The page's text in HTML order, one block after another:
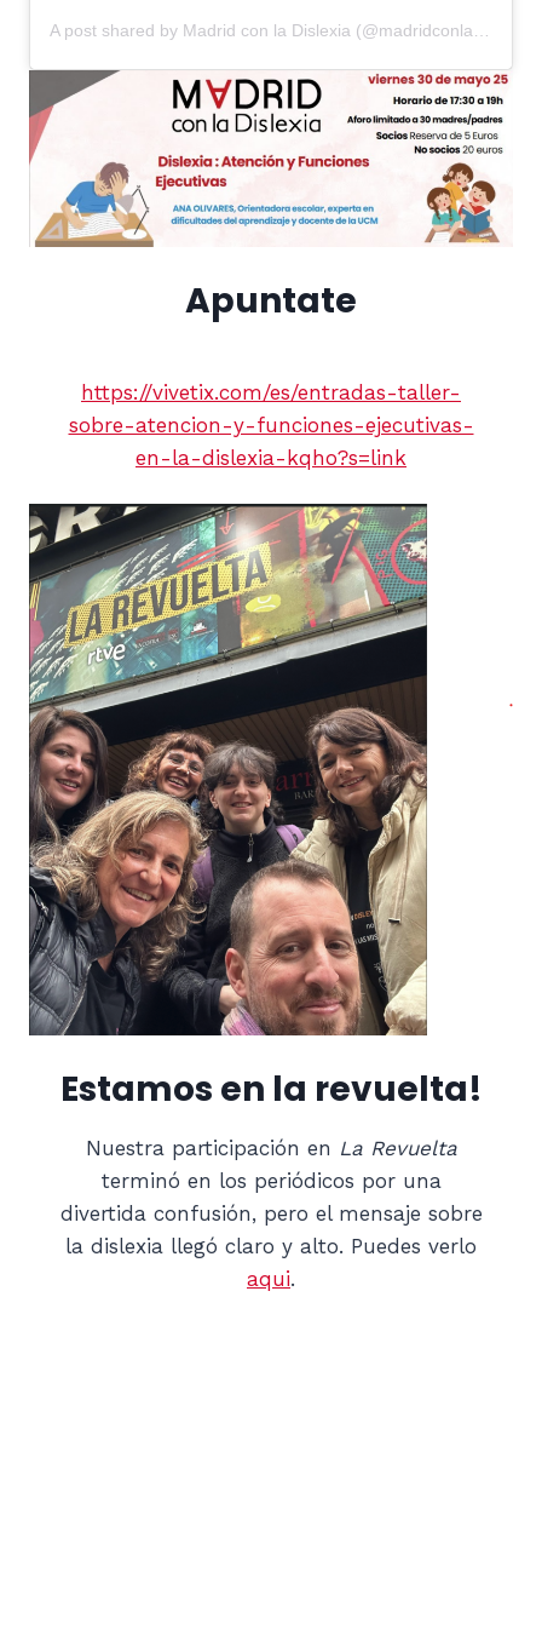
Apuntate
https://vivetix.com/es/entradas-taller-
sobre-atencion-y-funciones-ejecutivas-
en-la-dislexia-kqho?s=link
Estamos en la revuelta!
Nuestra participación en La Revuelta
terminó en los periódicos por una
divertida confusión, pero el mensaje sobre
la dislexia llegó claro y alto. Puedes verlo
aqui.